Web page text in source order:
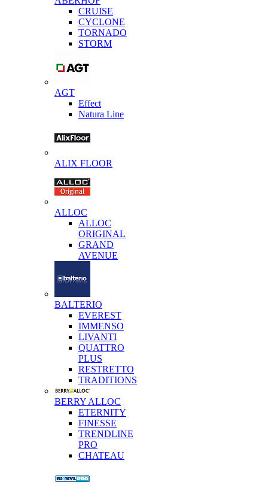
CRUISE
CYCLONE
TORNADO
STORM
AGT
Effect
Natura Line
ALIX FLOOR
ALLOC
ALLOC
ORIGINAL
GRAND
AVENUE
BALTERIO
EVEREST
IMMENSO
LIVANTI
QUATTRO
PLUS
RESTRETTO
TRADITIONS
BERRY ALLOC
ETERNITY
FINESSE
TRENDLINE
PRO
CHATEAU